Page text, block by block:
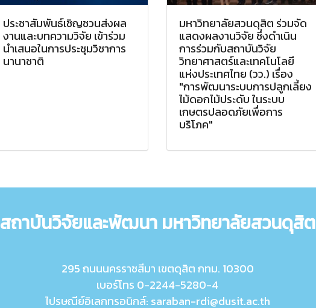
ประชาสัมพันธ์เชิญชวนส่งผล
งานและบทความวิจัย เข้าร่วม
นำเสนอในการประชุมวิชาการ
นานาชาติ
มหาวิทยาลัยสวนดุสิต ร่วมจัด
แสดงผลงานวิจัย ซึ่งดำเนิน
การร่วมกับสถาบันวิจัย
วิทยาศาสตร์และเทคโนโลยี
แห่งประเทศไทย (วว.) เรื่อง
"การพัฒนาระบบการปลูกเลี้ยง
ไม้ดอกไม้ประดับ ในระบบ
เกษตรปลอดภัยเพื่อการ
บริโภค"
สถาบันวิจัยและพัฒนา มหาวิทยาลัยสวนดุสิต
295 ถนนนครราชสีมา เขตดุสิต กทม. 10300
เบอร์โทร 0-2244-5280-4
ไปรษณีย์อิเลกทรอนิกส์: saraban-rdi@dusit.ac.th